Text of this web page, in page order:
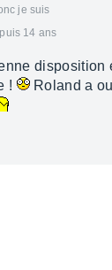
je suis
14 ans
disposition
!
Roland a